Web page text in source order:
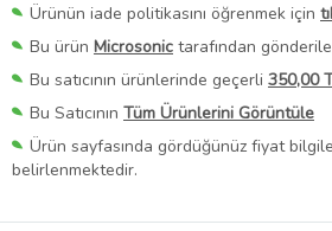
Ürünün iade politikasını öğrenmek için
Bu ürün Microsonic tarafından
Bu satıcının ürünlerinde geçerli 350,00
Bu Satıcının Tüm Ürünlerini Görüntüle
Ürün sayfasında gördüğünüz fiyat
belirlenmektedir.